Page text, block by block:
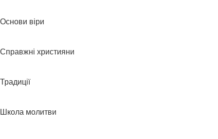
Основи віри
Справжні християни
Традиції
Школа молитви